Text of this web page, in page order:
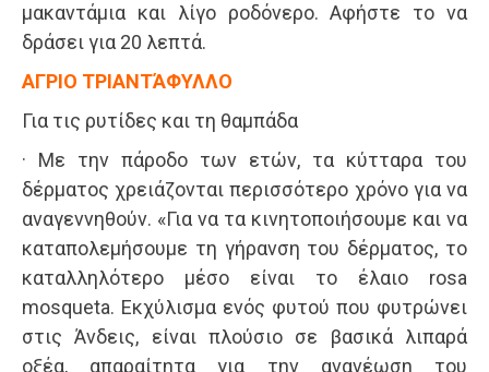
μακαντάμια και λίγο ροδόνερο. Αφήστε το να
δράσει για 20 λεπτά.
ΑΓΡΙΟ ΤΡΙΑΝΤΆΦΥΛΛΟ
Για τις ρυτίδες και τη θαμπάδα
· Με την πάροδο των ετών, τα κύτταρα του
δέρματος χρειάζονται περισσότερο χρόνο για να
αναγεννηθούν. «Για να τα κινητοποιήσουμε και να
καταπολεμήσουμε τη γήρανση του δέρματος, το
καταλληλότερο μέσο είναι το έλαιο rosa
mosqueta. Εκχύλισμα ενός φυτού που φυτρώνει
στις Άνδεις, είναι πλούσιο σε βασικά λιπαρά
οξέα, απαραίτητα για την ανανέωση του